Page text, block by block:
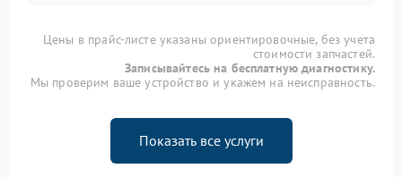
Цены в прайс-листе указаны ориентировочные, без учета
стоимости запчастей.
Записывайтесь на бесплатную диагностику.
Мы проверим ваше устройство и укажем на неисправность.
Показать все услуги